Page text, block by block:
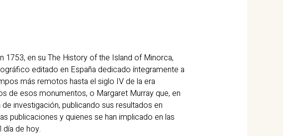
1753, en su The History of the Island of Minorca,
editado en España dedicado íntegramente a
más remotos hasta el siglo IV de la era
de esos monumentos, o Margaret Murray que, en
investigación, publicando sus resultados en
publicaciones y quienes se han implicado en las
de hoy.